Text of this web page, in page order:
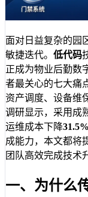
面对日益复杂的园
敏捷迭代。 低代码
正成为物业后勤数
者最关心的七大痛
资产调度、设备维
调研显示，采用成
运维成本下降31.5%
成能力，本文都将
团队高效完成技术
一、为什么